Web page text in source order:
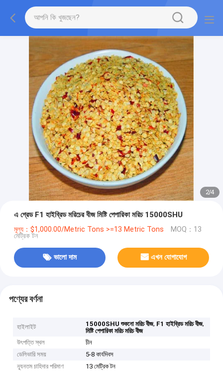
2/4
এ গ্রেড F1 হাইব্রিড মরিচের বীজ মিষ্টি পেপারিকা মরিচ 15000SHU
মূল্য：$1,000.00/Metric Tons >=13 Metric Tons MOQ：13
মেট্রিক টন
ভালো দাম এখন যোগাযোগ
পণ্যের বর্ণনা
হাইলাইট 15000SHU শুকনো মরিচ বীজ, F1 হাইব্রিড মরিচ বীজ,
মিষ্টি পেপারিকা মরিচ মরিচ বীজ
উৎপত্তি স্থল
চীন
ডেলিভারি সময়
5-8 কার্যদিবস
ন্যূনতম চাহিদার পরিমাণ
13 মেট্রিক টন